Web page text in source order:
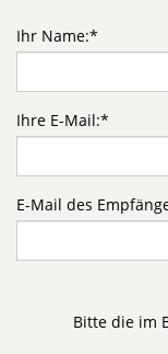
Ihr Name:*
Ihre E-Mail:*
E-Mail des
Bitte die im